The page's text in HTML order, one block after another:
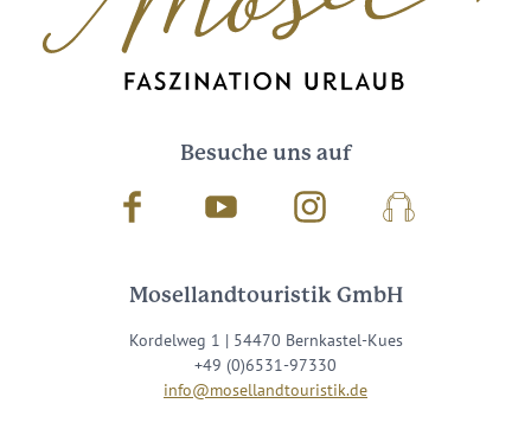
Besuche uns auf
Facebook Youtube InstagramPodcast
Mosellandtouristik GmbH
Kordelweg 1 | 54470 Bernkastel-Kues
+49 (0)6531-97330
info@mosellandtouristik.de